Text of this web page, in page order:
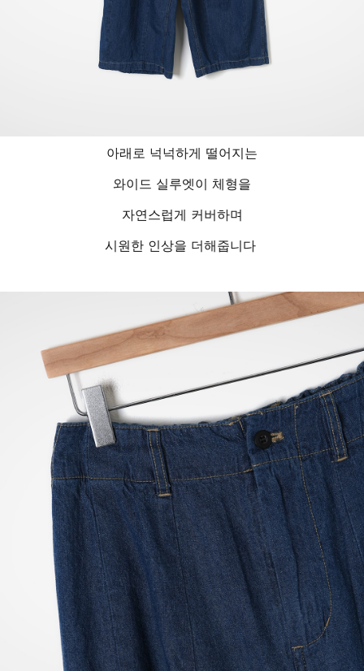
아래로 넉넉하게 떨어지는
와이드 실루엣이 체형을
자연스럽게 커버하며
시원한 인상을 더해줍니다